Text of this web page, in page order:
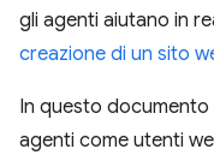
gli agenti aiutano in
creazione di un sito
In questo documento
agenti come utenti